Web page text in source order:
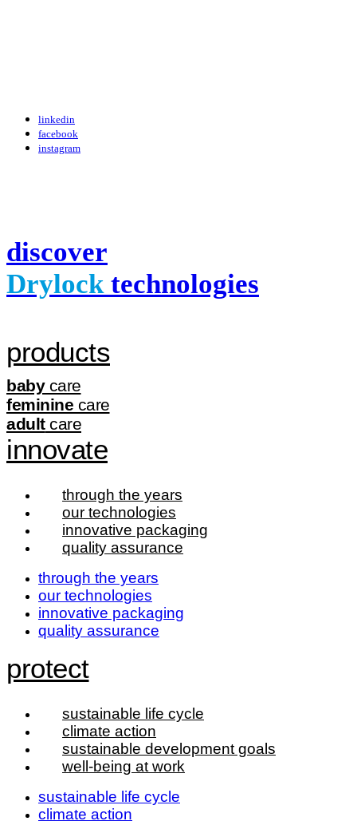
linkedin
facebook
instagram
discover
Drylock technologies
products
babycare
feminine care
adultcare
innovate
through the years
our technologies
innovative packaging
quality assurance
through the years
our technologies
innovative packaging
quality assurance
protect
sustainable life cycle
climate action
sustainable development goals
well-being at work
sustainable life cycle
climate action